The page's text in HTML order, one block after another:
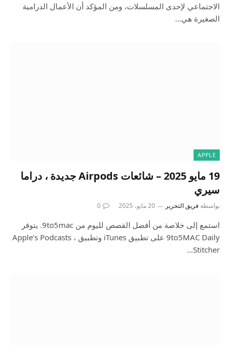
الاجتماعي لإحدى المسلسلات، ومن المؤكد أن الأعمال الدرامية
الصغيرة هي…
APPLE
19 مايو 2025 – شائعات Airpods جديدة ، دراما
سيري
بواسطة فريق التحرير 20 مايو، 2025 0
استمع إلى خلاصة من أفضل القصص لليوم من 9to5mac. يتوفر
9to5MAC Daily على تطبيق iTunes وتطبيق Apple’s Podcasts ،
Stitcher…